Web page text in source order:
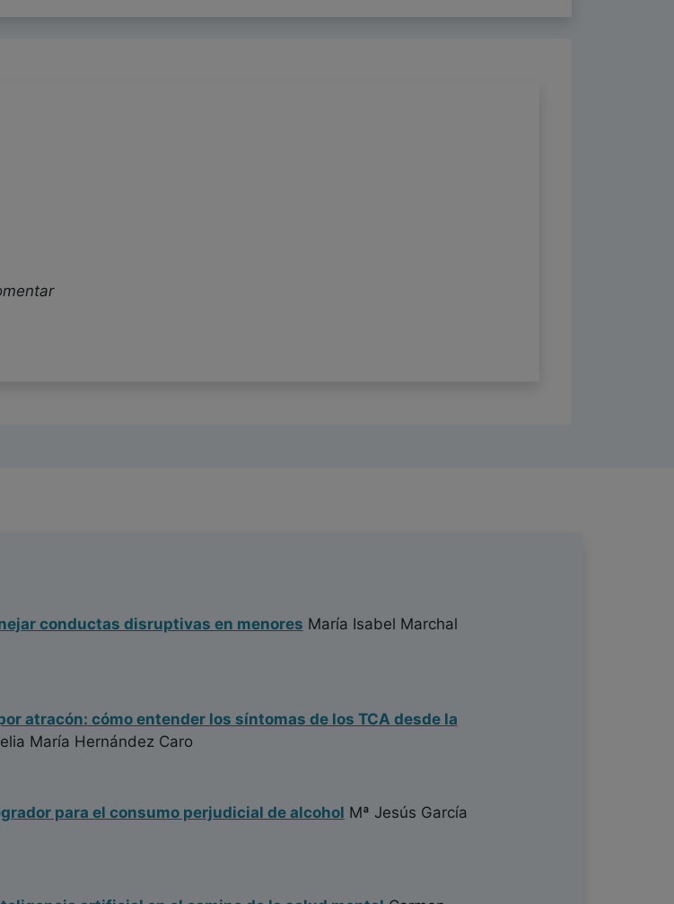
conductas disruptivas en menores María Isabel Marchal
atracón: cómo entender los síntomas de los TCA desde la
María Hernández Caro
para el consumo perjudicial de alcohol Mª Jesús García